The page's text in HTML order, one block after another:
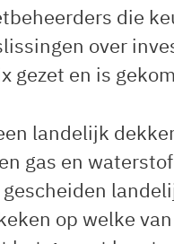
die
over
gezet en is
landelijk
gas en
op welke